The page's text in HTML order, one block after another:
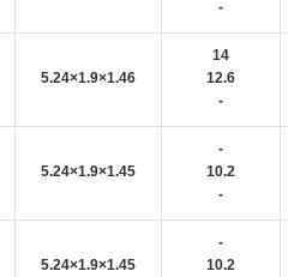
-
5.24×1.9×1.46
14
12.6
-
5.24×1.9×1.45
-
10.2
-
5.24×1.9×1.45
-
10.2